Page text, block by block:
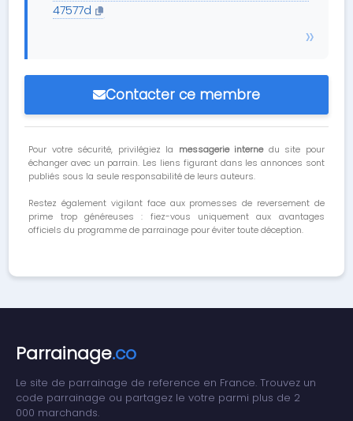
47577d
Contacter ce membre
Pour votre sécurité, privilégiez la messagerie internedu site pour
échanger avec un parrain. Les liens figurant dans les annonces sont
publiés sous la seule responsabilité de leurs auteurs.
Restez également vigilant face aux promesses de reversement de
prime trop généreuses : fiez-vous uniquement aux avantages
officiels du programme de parrainage pour éviter toute déception.
Parrainage.co
Le site de parrainage de reference en France. Trouvez un
code parrainage ou partagez le votre parmi plus de 2
000 marchands.